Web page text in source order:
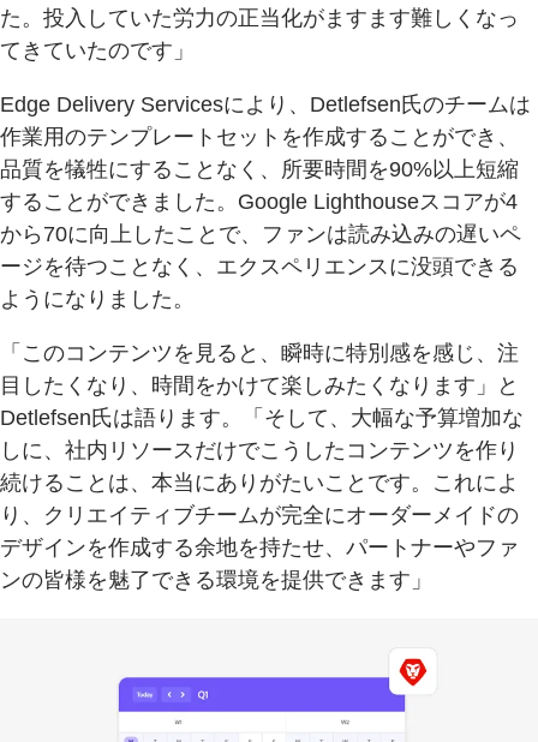
た。投入していた労力の正当化がますます難しくなっ
てきていたのです」
Edge Delivery Servicesにより、Detlefsen氏のチームは
作業用のテンプレートセットを作成することができ、
品質を犠牲にすることなく、所要時間を90%以上短縮
することができました。Google Lighthouseスコアが4
から70に向上したことで、ファンは読み込みの遅いペ
ージを待つことなく、エクスペリエンスに没頭できる
ようになりました。
「このコンテンツを見ると、瞬時に特別感を感じ、注
目したくなり、時間をかけて楽しみたくなります」と
Detlefsen氏は語ります。「そして、大幅な予算増加な
しに、社内リソースだけでこうしたコンテンツを作り
続けることは、本当にありがたいことです。これによ
り、クリエイティブチームが完全にオーダーメイドの
デザインを作成する余地を持たせ、パートナーやファ
ンの皆様を魅了できる環境を提供できます」